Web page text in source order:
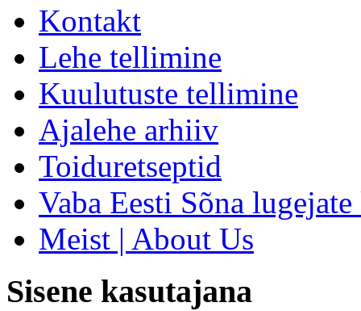
Kontakt
Lehe tellimine
Kuulutuste tellimine
Ajalehe arhiiv
Toiduretseptid
Vaba Eesti Sõna
Meist | About Us
Sisene kasutajana